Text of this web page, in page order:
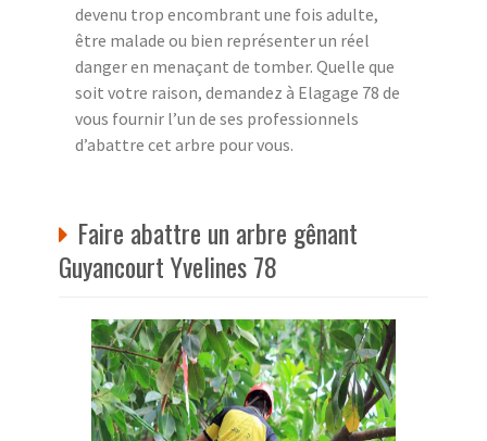
devenu trop encombrant une fois adulte,
être malade ou bien représenter un réel
danger en menaçant de tomber. Quelle que
soit votre raison, demandez à Elagage 78 de
vous fournir l’un de ses professionnels
d’abattre cet arbre pour vous.
Faire abattre un arbre gênant
Guyancourt Yvelines 78